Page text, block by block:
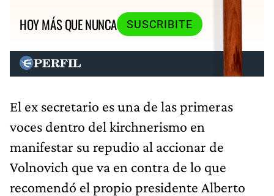
HOY MÁS QUE NUNCA
SUSCRIBITE
El ex secretario es una de las primeras
voces dentro del kirchnerismo en
manifestar su repudio al accionar de
Volnovich que va en contra de lo que
recomendó el propio presidente Alberto